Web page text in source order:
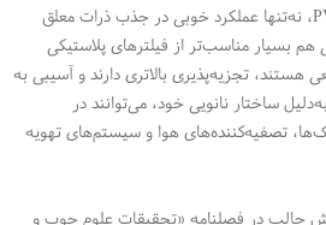
ساخته‌شده از بامبو با ترکیب PVA، نه‌تنها عملکرد خوبی در جذب ذرات معلق
بسیار مناسب‌تر از فیلترهای پلاستیکی
هستند، تجزیه‌پذیری بالاتری دارند و آسیبی به
ساختار نانویی خود، می‌توانند در
تصفیه‌کننده‌های هوا و سیستم‌های تهویه
جالب در فصلنامه «تحقیقات علوم چوب و